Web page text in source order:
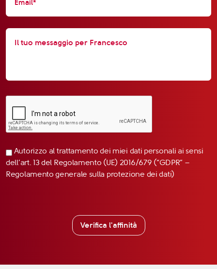
Autorizzo al trattamento dei miei dati personali ai sensi
dell’art. 13 del Regolamento (UE) 2016/679 (“GDPR” –
Regolamento generale sulla protezione dei dati)
Verifica l'affinità